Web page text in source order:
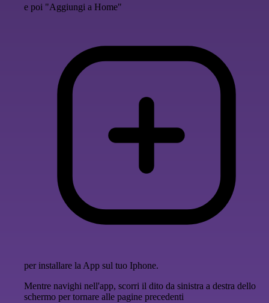
e poi "Aggiungi a Home"
per installare la App sul tuo Iphone.
Mentre navighi nell'app, scorri il dito da sinistra a destra dello
schermo per tornare alle pagine precedenti